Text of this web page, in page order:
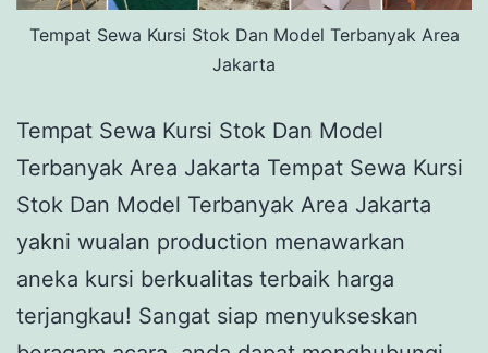
Tempat Sewa Kursi Stok Dan Model Terbanyak Area
Jakarta
Tempat Sewa Kursi Stok Dan Model
Terbanyak Area Jakarta Tempat Sewa Kursi
Stok Dan Model Terbanyak Area Jakarta
yakni wualan production menawarkan
aneka kursi berkualitas terbaik harga
terjangkau! Sangat siap menyukseskan